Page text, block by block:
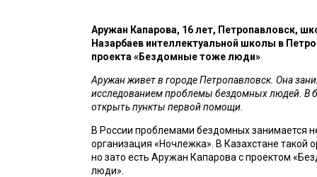
Аружан Капарова, 16 лет, Петропавловск,
Назарбаев интеллектуальной школы в
проекта «Бездомные тоже люди»
Аружан живет в городе Петропавловск. Она
исследованием проблемы бездомных людей. В
открыть пункты первой помощи.
В России проблемами бездомных занимается
организация «Ночлежка». В Казахстане такой
но зато есть Аружан Капарова с проектом
люди».